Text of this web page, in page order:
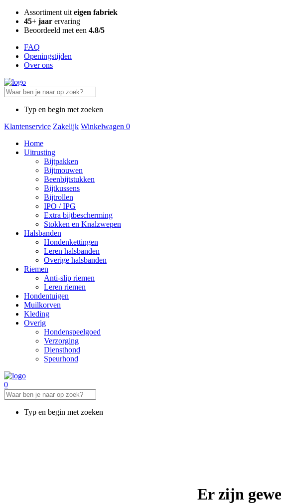
Assortiment uit eigen fabriek
45+ jaar ervaring
Beoordeeld met een 4.8/5
FAQ
Openingstijden
Over ons
Typ en begin met zoeken
Klantenservice Zakelijk Winkelwagen 0
Home
Uitrusting
Bijtpakken
Bijtmouwen
Beenbijtstukken
Bijtkussens
Bijtrollen
IPO / IPG
Extra bijtbescherming
Stokken en Knalzwepen
Halsbanden
Hondenkettingen
Leren halsbanden
Overige halsbanden
Riemen
Anti-slip riemen
Leren riemen
Hondentuigen
Muilkorven
Kleding
Overig
Hondenspeelgoed
Verzorging
Diensthond
Speurhond
0
Typ en begin met zoeken
Er zijn